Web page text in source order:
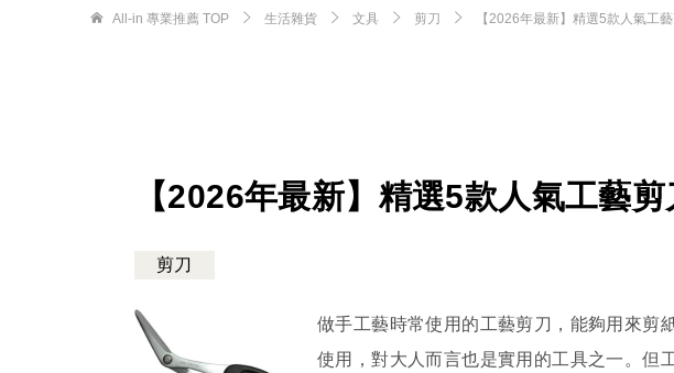
All-in 專業推薦 TOP 生活雜貨 文具 剪刀 【2026年最新】精選5款人氣工
【2026年最新】精選5款人氣工藝
剪刀
做手工藝時常使用的工藝剪刀，能夠用來剪
使用，對大人而言也是實用的工具之一。但